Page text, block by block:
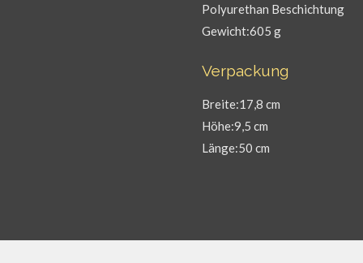
Polyurethan Beschichtung
Gewicht:605 g
Verpackung
Breite:17,8 cm
Höhe:9,5 cm
Länge:50 cm